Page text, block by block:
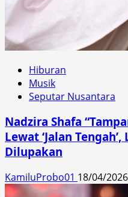
Hiburan
Musik
Seputar Nusantara
Nadzira Shafa
Lewat ‘Jalan
Dilupakan
KamiluProbo01 18/04/2026